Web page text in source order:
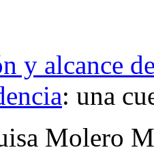
y alcance
: una
Molero